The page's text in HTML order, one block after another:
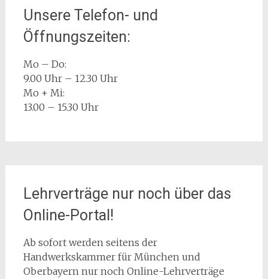
Unsere Telefon- und
Öffnungszeiten:
Mo – Do:
9.00 Uhr – 12.30 Uhr
Mo + Mi:
13.00 – 15.30 Uhr
Lehrverträge nur noch über das
Online-Portal!
Ab sofort werden seitens der
Handwerkskammer für München und
Oberbayern nur noch Online-Lehrverträge